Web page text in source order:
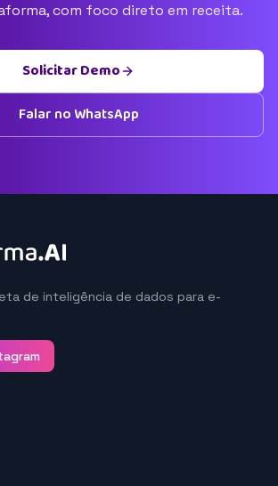
com foco direto em receita.
Solicitar Demo
Falar no WhatsApp
de inteligência de dados para e-